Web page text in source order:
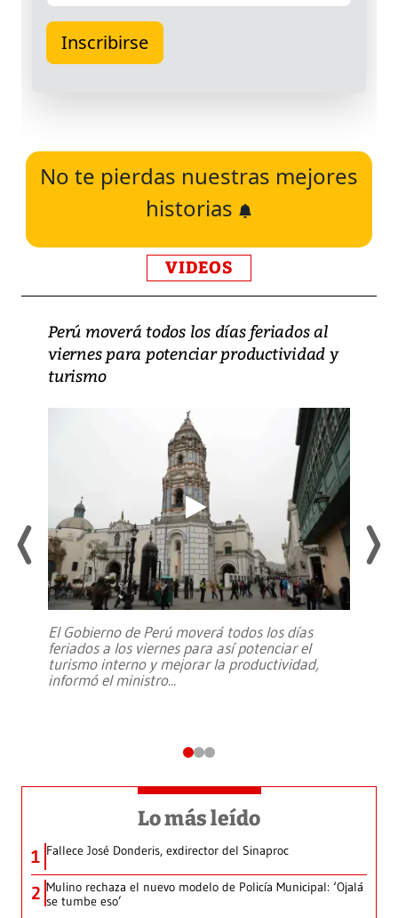
No te pierdas nuestras mejores
historias
VIDEOS
Perú moverá todos los días feriados al
viernes para potenciar productividad y
turismo
El Gobierno de Perú moverá todos los días
feriados a los viernes para así potenciar el
turismo interno y mejorar la productividad,
informó el ministro...
Lo más leído
1 Fallece José Donderis, exdirector del Sinaproc
2 Mulino rechaza el nuevo modelo de Policía Municipal: ‘Ojalá
se tumbe eso’